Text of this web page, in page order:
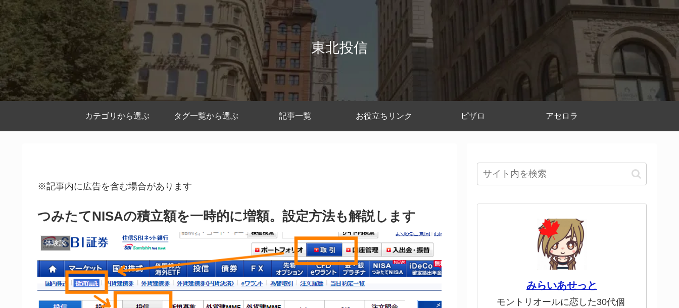
東北投信
カテゴリから選ぶ タグ一覧から選ぶ 記事一覧 お役立ちリンク ピザロ アセロラ
※記事内に広告を含む場合があります
つみたてNISAの積立額を一時的に増額。設定方法も解説します
体験談
みらいあせっと
モントリオールに恋した30代個